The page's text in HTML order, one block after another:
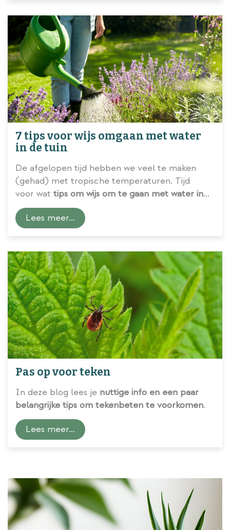
7 tips voor wijs omgaan met water
in de tuin
De afgelopen tijd hebben we veel te maken
(gehad) met tropische temperaturen. Tijd
voor wat tips om wijs om te gaan met water in
de tuin.
Lees meer...
Pas op voor teken
In deze blog lees je nuttige info en een paar
belangrijke tips om tekenbeten te voorkomen.
Lees meer...